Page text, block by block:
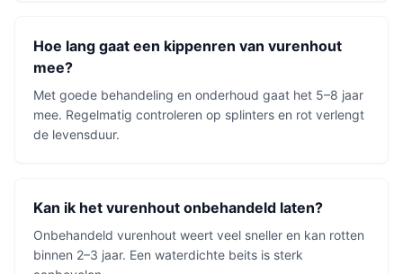
Hoe lang gaat een kippenren van vurenhout
mee?
Met goede behandeling en onderhoud gaat het 5–8 jaar
mee. Regelmatig controleren op splinters en rot verlengt
de levensduur.
Kan ik het vurenhout onbehandeld laten?
Onbehandeld vurenhout weert veel sneller en kan rotten
binnen 2–3 jaar. Een waterdichte beits is sterk